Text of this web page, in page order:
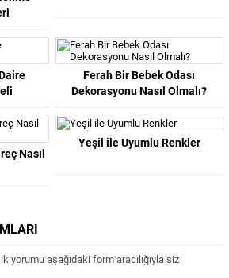
Ferah Bir Bebek Odası
Dekorasyonu Nasıl Olmalı?
Nasıl
Yeşil ile Uyumlu Renkler
yorumu aşağıdaki form aracılığıyla siz